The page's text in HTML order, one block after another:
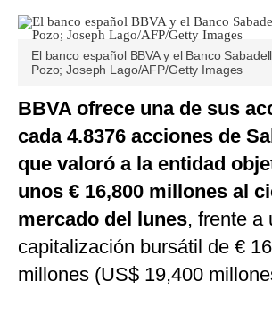
El banco español BBVA y el Banco
Pozo; Joseph Lago/AFP/Getty Images
BBVA ofrece una de sus
cada 4.8376 acciones de
que valoró a la entidad
unos € 16,800 millones al
mercado del lunes, frente a
capitalización bursátil de €
millones (US$ 19,400